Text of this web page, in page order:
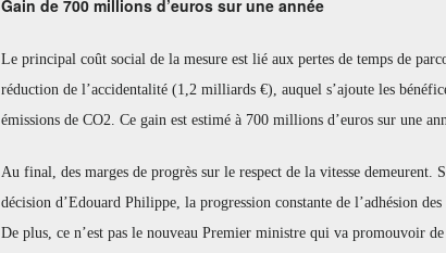
Gain de 700 millions d’euros sur une année
Le principal coût social de la mesure est lié aux pertes de temps de
réduction de l’accidentalité (1,2 milliards €), auquel s’ajoute les
émissions de CO2. Ce gain est estimé à 700 millions d’euros sur une
Au final, des marges de progrès sur le respect de la vitesse
décision d’Edouard Philippe, la progression constante de l’adhésion
De plus, ce n’est pas le nouveau Premier ministre qui va promouvoir